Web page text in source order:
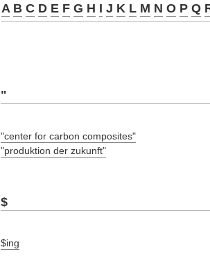
A B C D E F G H I J K L M N O P Q
"
"center for carbon composites"
"produktion der zukunft"
$
$ing